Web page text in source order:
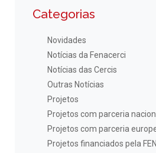
Categorias
Novidades
Notícias da Fenacerci
Notícias das Cercis
Outras Notícias
Projetos
Projetos com parceria
Projetos com parceria
Projetos financiados pela